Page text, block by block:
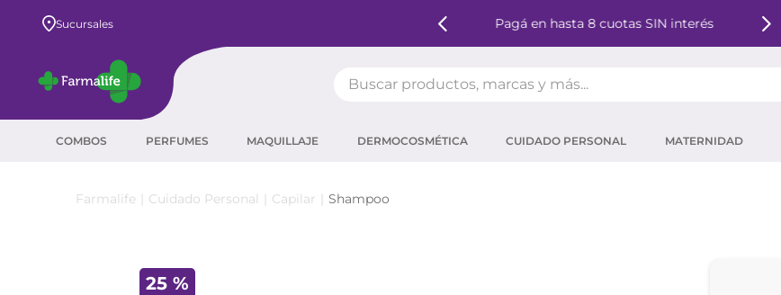
Sucursales Pagá en hasta 8 cuotas SIN interés
COMBOS PERFUMES MAQUILLAJE DERMOCOSMÉTICA CUIDADO PERSONAL MATERNIDAD
Cuidado Personal Capilar Shampoo
25 %